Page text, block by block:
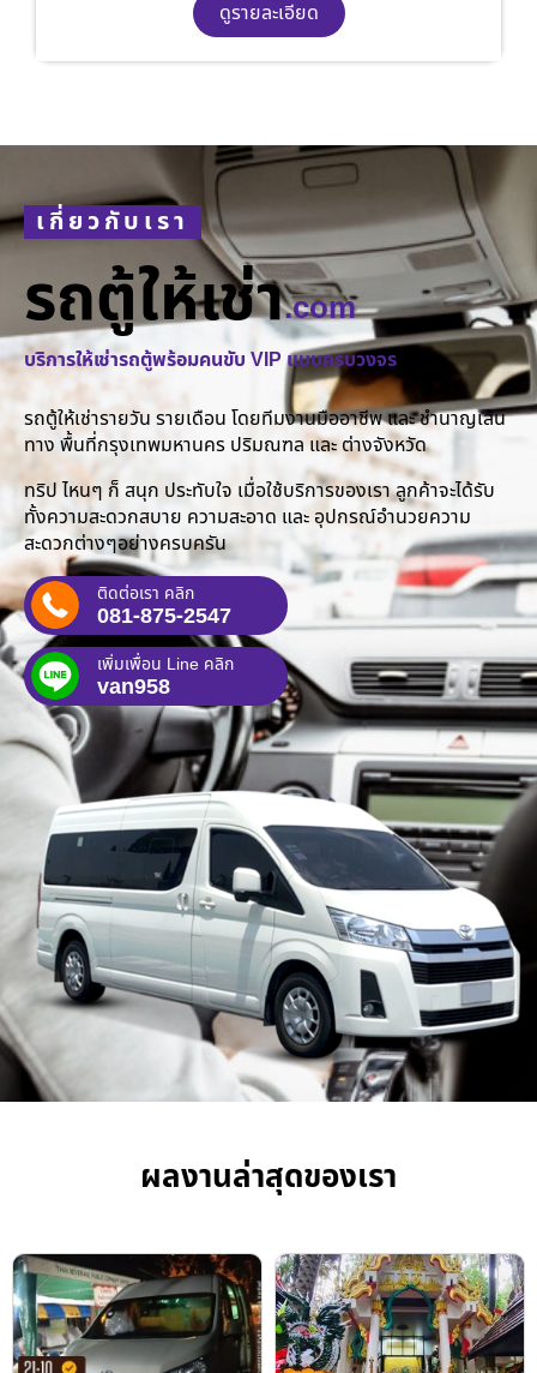
ดูรายละเอียด
เกี่ยวกับเรา
รถตู้ให้เช่า.com
บริการให้เช่ารถตู้พร้อมคนขับ VIP แบบครบวงจร
รถตู้ให้เช่ารายวัน รายเดือน โดยทีมงานมืออาชีพ และ ชำนาญเส้น
ทาง พื้นที่กรุงเทพมหานคร ปริมณฑล และ ต่างจังหวัด
ทริป ไหนๆ ก็ สนุก ประทับใจ เมื่อใช้บริการของเรา ลูกค้าจะได้รับ
ทั้งความสะดวกสบาย ความสะอาด และ อุปกรณ์อำนวยความ
สะดวกต่างๆอย่างครบครัน
ติดต่อเรา คลิก
081-875-2547
เพิ่มเพื่อน Line คลิก
van958
ผลงานล่าสุดของเรา